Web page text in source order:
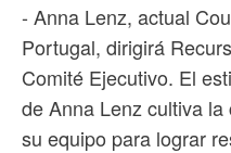
- Anna Lenz, actual
Portugal, dirigirá
Comité Ejecutivo. El
de Anna Lenz cultiva
su equipo para lograr